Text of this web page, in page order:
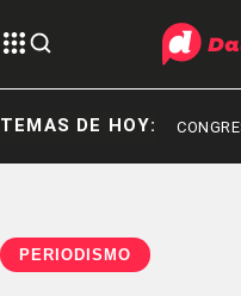
TEMAS DE HOY:CONGRESO
PERIODISMO